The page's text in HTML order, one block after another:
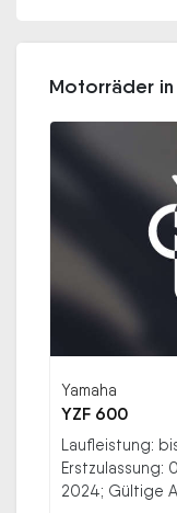
Motorräder in
Yamaha
YZF 600
Laufleistung:
Erstzulassung:
2024; Gültige